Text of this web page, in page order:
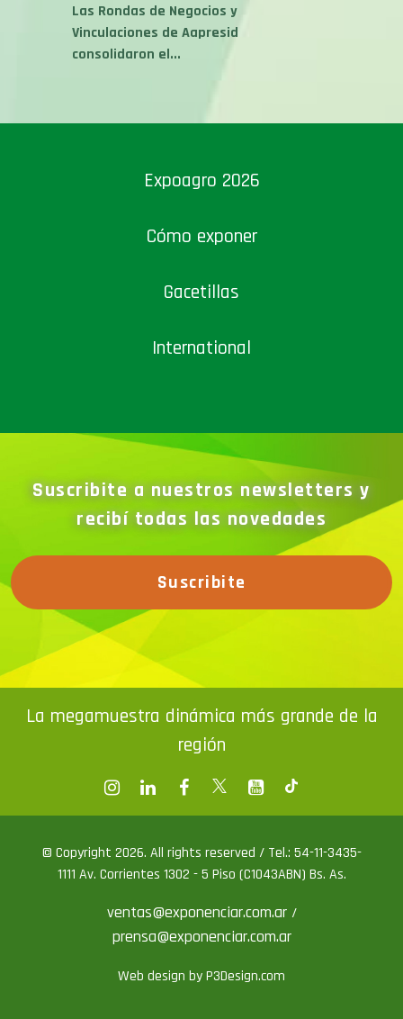
Las Rondas de Negocios y
Vinculaciones de Aapresid
consolidaron el...
Expoagro 2026
Cómo exponer
Gacetillas
International
Suscribite a nuestros newsletters y
recibí todas las novedades
Suscribite
La megamuestra dinámica más grande de la
región
© Copyright 2026. All rights reserved / Tel.: 54-11-3435-
1111 Av. Corrientes 1302 - 5 Piso (C1043ABN) Bs. As.
ventas@exponenciar.com.ar /
prensa@exponenciar.com.ar
Web design by P3Design.com